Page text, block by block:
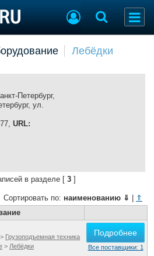
объявлений
флота
Изделия
Форум
Лебёдки
Петербург,
ул.
URL:
в разделе [ 3]
Сортировать по: наименованию ⇓
⇑
> Грузоподъемная техника
> Лебёдки
Подробнее
Все поставщики: 1